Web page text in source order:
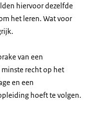
hiervoor dezelfde
het leren. Wat voor
van een
recht op het
en een
hoeft te volgen.